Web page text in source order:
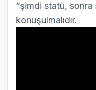
“şimdi statü, sonra
konuşulmalıdır.